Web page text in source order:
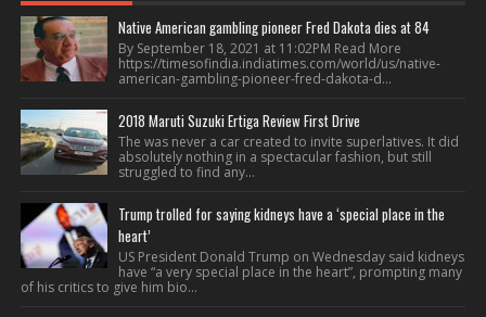
Native American gambling pioneer Fred Dakota dies at 84
By September 18, 2021 at 11:02PM Read More
https://timesofindia.indiatimes.com/world/us/native-
american-gambling-pioneer-fred-dakota-d...
2018 Maruti Suzuki Ertiga Review First Drive
The was never a car created to invite superlatives. It did
absolutely nothing in a spectacular fashion, but still
struggled to find any...
Trump trolled for saying kidneys have a ‘special place in the
heart’
US President Donald Trump on Wednesday said kidneys
have “a very special place in the heart”, prompting many
of his critics to give him bio...